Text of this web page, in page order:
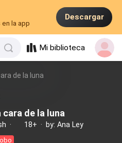
la app
Descargar
Mi biblioteca
de la luna
cara de la luna
· 18+ · by: Ana Ley